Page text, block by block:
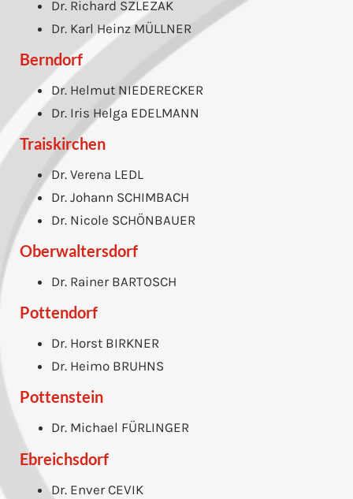
Dr. Richard SZLEZAK
Dr. Karl Heinz MÜLLNER
Berndorf
Dr. Helmut NIEDERECKER
Dr. Iris Helga EDELMANN
Traiskirchen
Dr. Verena LEDL
Dr. Johann SCHIMBACH
Dr. Nicole SCHÖNBAUER
Oberwaltersdorf
Dr. Rainer BARTOSCH
Pottendorf
Dr. Horst BIRKNER
Dr. Heimo BRUHNS
Pottenstein
Dr. Michael FÜRLINGER
Ebreichsdorf
Dr. Enver CEVIK